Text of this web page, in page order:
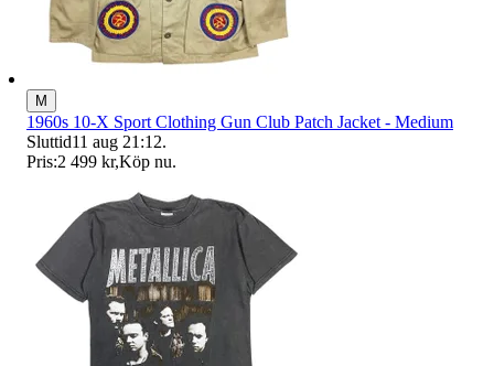
M
1960s 10-X Sport Clothing Gun Club Patch Jacket - Medium
Sluttid11 aug 21:12.
Pris:2 499 kr,Köp nu.